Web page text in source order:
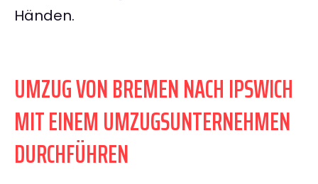
Händen.
UMZUG VON BREMEN NACH IPSWICH
MIT EINEM UMZUGSUNTERNEHMEN
DURCHFÜHREN